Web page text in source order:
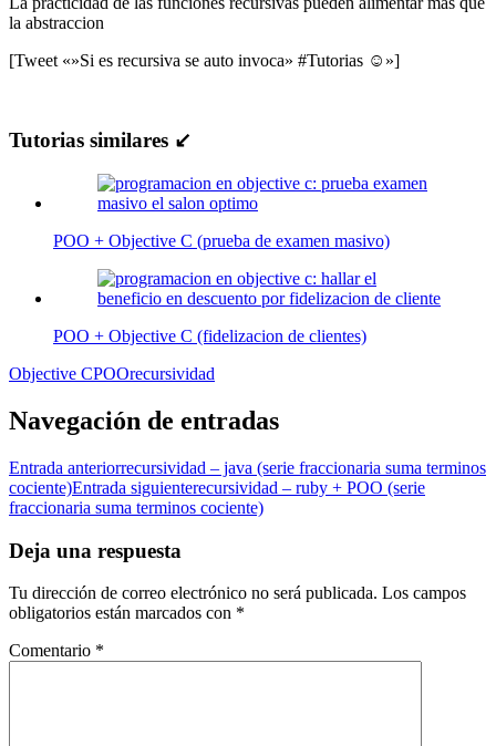
la abstraccion
[Tweet «»Si es recursiva se auto invoca» #Tutorias ☺»]
Tutorias similares ↙
POO + Objective C (prueba de examen masivo)
POO + Objective C (fidelizacion de clientes)
Objective CPOOrecursividad
Navegación de entradas
Entrada anteriorrecursividad – java (serie fraccionaria suma terminos
cociente)Entrada siguienterecursividad – ruby + POO (serie
fraccionaria suma terminos cociente)
Deja una respuesta
Tu dirección de correo electrónico no será publicada. Los campos
obligatorios están marcados con *
Comentario *